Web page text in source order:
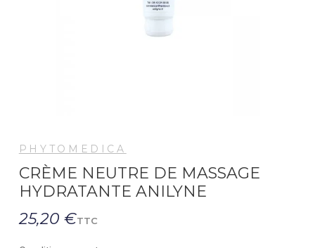
PHYTOMEDICA
CRÈME NEUTRE DE MASSAGE
HYDRATANTE ANILYNE
25,20 €TTC